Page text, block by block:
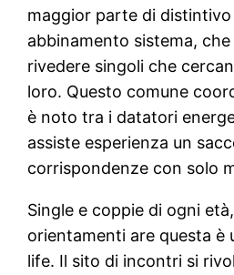
maggior parte di distintivo
abbinamento sistema,
rivedere singoli che
loro. Questo comune
è noto tra i datatori
assiste esperienza un
corrispondenze con solo
Single e coppie di ogni
orientamenti are questa è
life. Il sito di incontri si